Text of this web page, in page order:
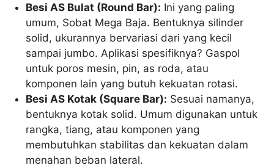
Besi AS Bulat (Round Bar): Ini yang paling
umum, Sobat Mega Baja. Bentuknya silinder
solid, ukurannya bervariasi dari yang kecil
sampai jumbo. Aplikasi spesifiknya? Gaspol
untuk poros mesin, pin, as roda, atau
komponen lain yang butuh kekuatan rotasi.
Besi AS Kotak (Square Bar): Sesuai namanya,
bentuknya kotak solid. Umum digunakan untuk
rangka, tiang, atau komponen yang
membutuhkan stabilitas dan kekuatan dalam
menahan beban lateral.